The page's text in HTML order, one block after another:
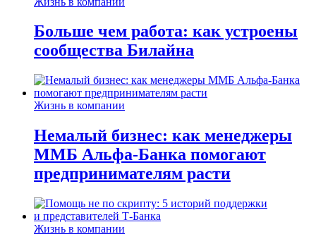
Больше чем работа: как устроены
сообщества Билайна
Жизнь в компании
Немалый бизнес: как менеджеры
ММБ Альфа-Банка помогают
предпринимателям расти
Жизнь в компании